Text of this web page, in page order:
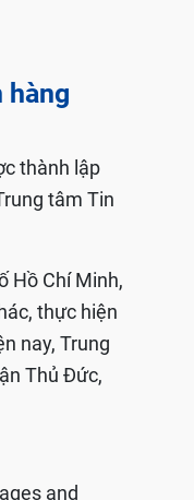
hàng
thành lập
tâm Tin
Hồ Chí Minh,
thực hiện
nay, Trung
Thủ Đức,
and